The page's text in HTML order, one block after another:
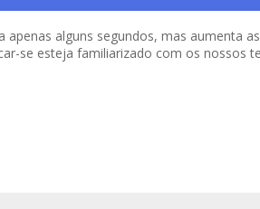
alguns segundos, mas aumenta
se esteja familiarizado com os nossos